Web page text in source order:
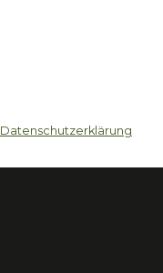
Datenschutzerklärung